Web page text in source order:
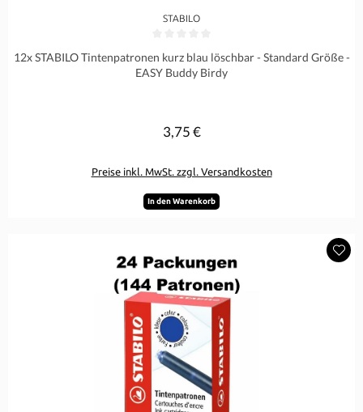
STABILO
12x STABILO Tintenpatronen kurz blau löschbar - Standard Größe -
EASY Buddy Birdy
Regulärer Preis:
3,75 €
Preise inkl. MwSt. zzgl. Versandkosten
In den Warenkorb